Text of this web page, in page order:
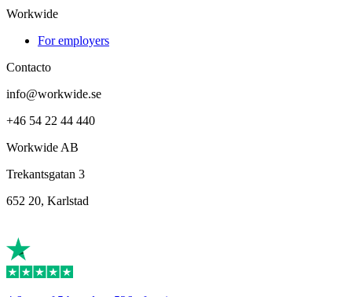
Workwide
For employers
Contacto
info@workwide.se
+46 54 22 44 440
Workwide AB
Trekantsgatan 3
652 20, Karlstad